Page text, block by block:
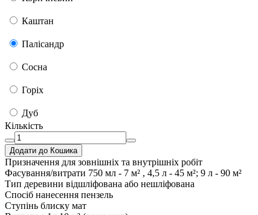
Каштан
Палісандр
Сосна
Горіх
Дуб
Кількість
Додати до Кошика
Призначення для зовнішніх та внутрішніх робіт
Фасування/витрати 750 мл - 7 м² , 4,5 л - 45 м²; 9 л - 90 м²
Тип деревини відшліфована або нешліфована
Спосіб нанесення пензель
Ступінь блиску мат